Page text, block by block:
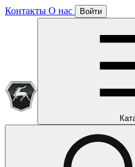
Контакты О нас Войти
Подписка